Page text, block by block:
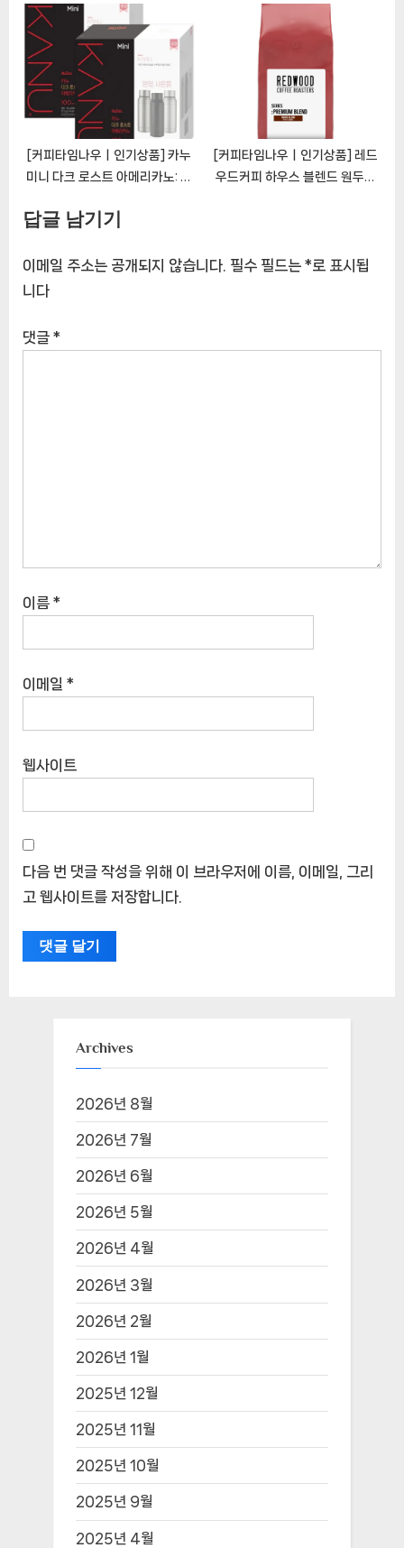
맛과 편리함으로 선사하는 완벽한
휴식의 동반자
[CoffeeTimeNOWㅣ추천상
품]
카페믹스: 풍부한 맛과 편리함의
완벽한 조화
[CoffeeTimeNOWㅣ추천상
품]
[커피타임나우ㅣ인기상품] 카누
미니 다크 로스트 아메리카노: 풍
[CoffeeTimeNOWㅣ추천상
[커피타임나우ㅣ인기상품] 레드
우드커피 하우스 블렌드 원두커
답글 남기기
이메일 주소는 공개되지 않습니다. 필수 필드는 *로 표시됩
니다
댓글 *
이름 *
이메일 *
웹사이트
다음 번 댓글 작성을 위해 이 브라우저에 이름, 이메일, 그리
고 웹사이트를 저장합니다.
Archives
2026년 8월
2026년 7월
2026년 6월
2026년 5월
2026년 4월
2026년 3월
2026년 2월
2026년 1월
2025년 12월
2025년 11월
2025년 10월
2025년 9월
2025년 4월